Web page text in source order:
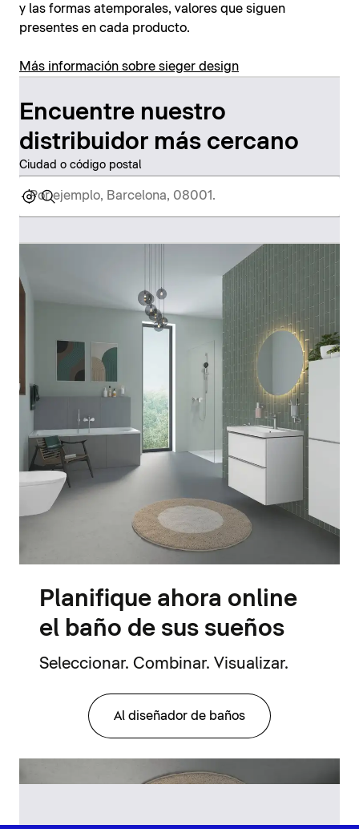
y las formas atemporales, valores que siguen
presentes en cada producto.
Más información sobre sieger design
Encuentre nuestro
distribuidor más cercano
Ciudad o código postal
Planifique ahora online
el baño de sus sueños
Seleccionar. Combinar. Visualizar.
Al diseñador de baños